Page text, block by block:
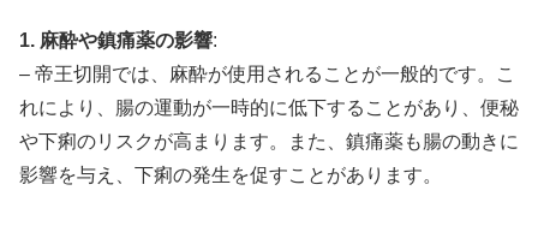
1. 麻酔や鎮痛薬の影響:
– 帝王切開では、麻酔が使用されることが一般的です。こ
れにより、腸の運動が一時的に低下することがあり、便秘
や下痢のリスクが高まります。また、鎮痛薬も腸の動きに
影響を与え、下痢の発生を促すことがあります。